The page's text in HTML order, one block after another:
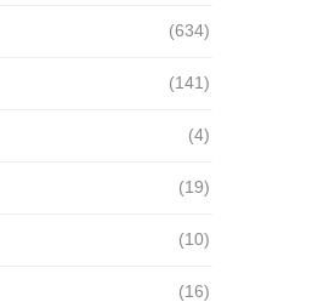
(634)
(141)
(4)
(19)
(10)
(16)